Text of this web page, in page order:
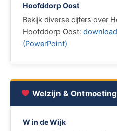
Hoofddorp Oost
Bekijk diverse cijfers over
Hoofddorp Oost:
(PowerPoint)
Welzijn & Ontmoeting
W in de Wijk